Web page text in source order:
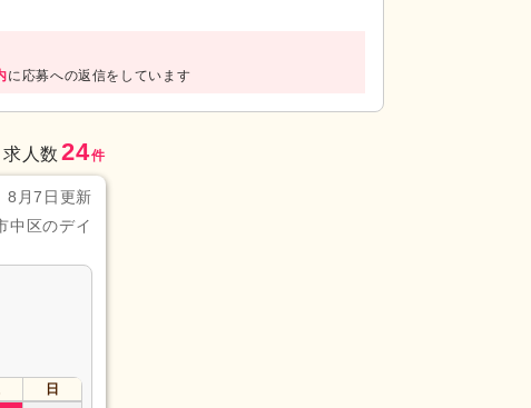
に応募への返信をしています
求人数 24件
8月7日更新
中区のデイ
日